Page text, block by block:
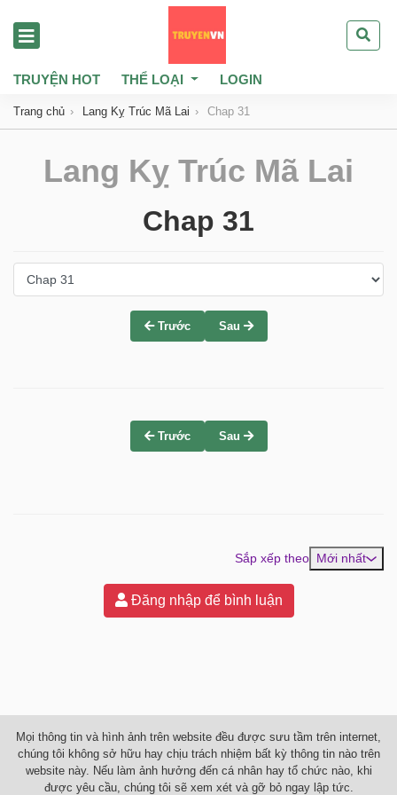
TRUYỆN HOT THỂ LOẠI LOGIN
Trang chủ Lang Kỵ Trúc Mã Lai Chap 31
Lang Kỵ Trúc Mã Lai
Chap 31
Trước Sau
Trước Sau
Sắp xếp theo Mới nhất
Đăng nhập để bình luận
Mọi thông tin và hình ảnh trên website đều được sưu tầm trên internet,
chúng tôi không sở hữu hay chịu trách nhiệm bất kỳ thông tin nào trên
website này. Nếu làm ảnh hưởng đến cá nhân hay tổ chức nào, khi
được yêu cầu, chúng tôi sẽ xem xét và gỡ bỏ ngay lập tức.